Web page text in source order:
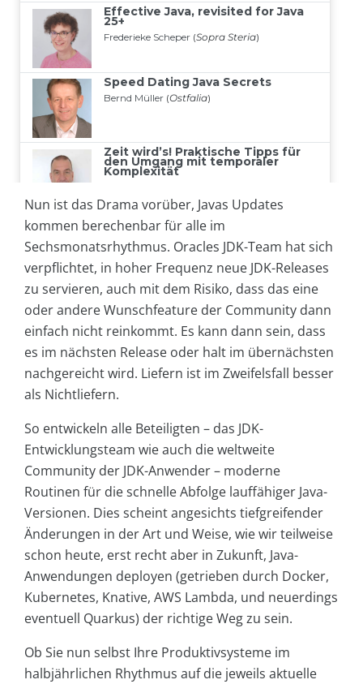
Nun ist das Drama vorüber, Javas Updates
kommen berechenbar für alle im
Sechsmonatsrhythmus. Oracles JDK-Team hat sich
verpflichtet, in hoher Frequenz neue JDK-Releases
zu servieren, auch mit dem Risiko, dass das eine
oder andere Wunschfeature der Community dann
einfach nicht reinkommt. Es kann dann sein, dass
es im nächsten Release oder halt im übernächsten
nachgereicht wird. Liefern ist im Zweifelsfall besser
als Nichtliefern.
So entwickeln alle Beteiligten – das JDK-
Entwicklungsteam wie auch die weltweite
Community der JDK-Anwender – moderne
Routinen für die schnelle Abfolge lauffähiger Java-
Versionen. Dies scheint angesichts tiefgreifender
Änderungen in der Art und Weise, wie wir teilweise
schon heute, erst recht aber in Zukunft, Java-
Anwendungen deployen (getrieben durch Docker,
Kubernetes, Knative, AWS Lambda, und neuerdings
eventuell Quarkus) der richtige Weg zu sein.
Ob Sie nun selbst Ihre Produktivsysteme im
halbjährlichen Rhythmus auf die jeweils aktuelle